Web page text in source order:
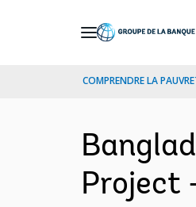
COMPRENDRE LA
Project